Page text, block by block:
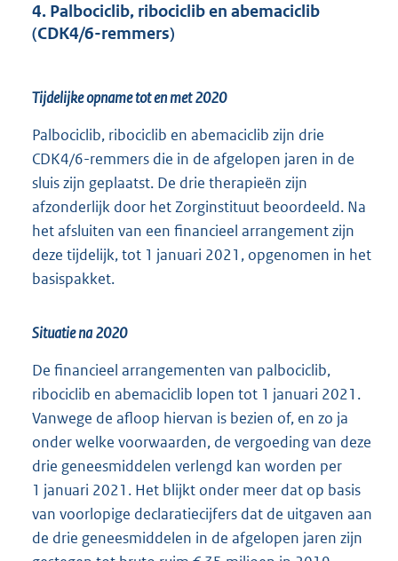
4. Palbociclib, ribociclib en abemaciclib
(CDK4/6-remmers)
Tijdelijke opname tot en met 2020
Palbociclib, ribociclib en abemaciclib zijn drie
CDK4/6-remmers die in de afgelopen jaren in de
sluis zijn geplaatst. De drie therapieën zijn
afzonderlijk door het Zorginstituut beoordeeld. Na
het afsluiten van een financieel arrangement zijn
deze tijdelijk, tot 1 januari 2021, opgenomen in het
basispakket.
Situatie na 2020
De financieel arrangementen van palbociclib,
ribociclib en abemaciclib lopen tot 1 januari 2021.
Vanwege de afloop hiervan is bezien of, en zo ja
onder welke voorwaarden, de vergoeding van deze
drie geneesmiddelen verlengd kan worden per
1 januari 2021. Het blijkt onder meer dat op basis
van voorlopige declaratiecijfers dat de uitgaven aan
de drie geneesmiddelen in de afgelopen jaren zijn